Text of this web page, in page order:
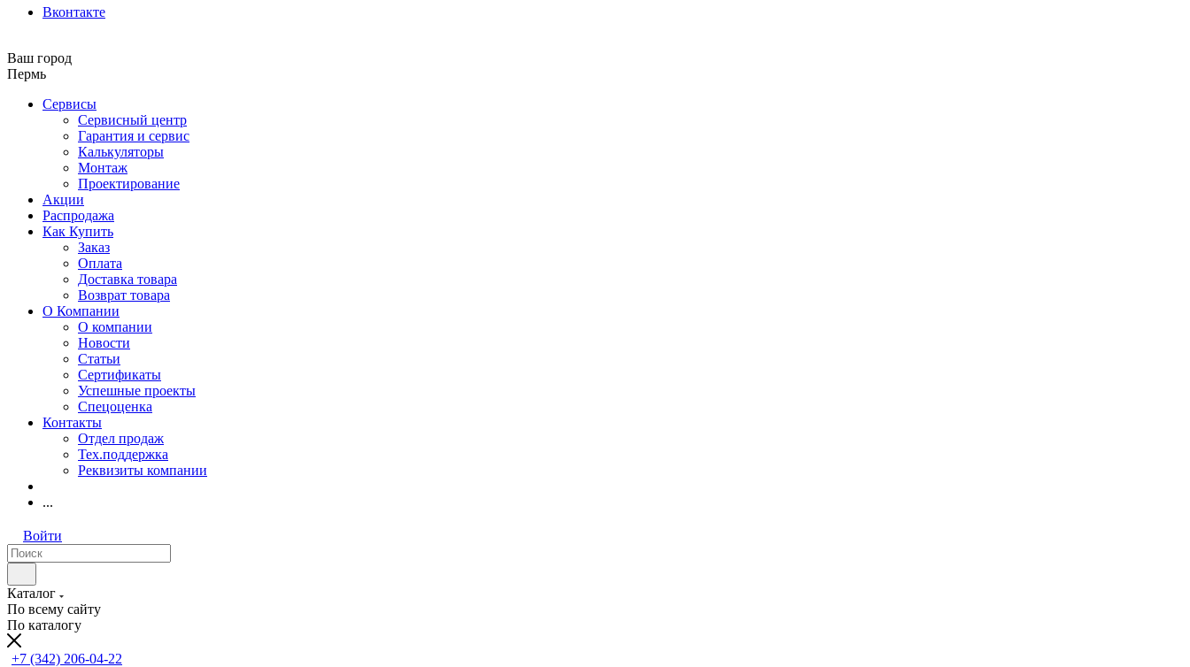
Вконтакте
Ваш город
Пермь
Сервисы
Сервисный центр
Гарантия и сервис
Калькуляторы
Монтаж
Проектирование
Акции
Распродажа
Как Купить
Заказ
Оплата
Доставка товара
Возврат товара
О Компании
О компании
Новости
Статьи
Сертификаты
Успешные проекты
Спецоценка
Контакты
Отдел продаж
Тех.поддержка
Реквизиты компании
...
Войти
Каталог
По всему сайту
По каталогу
+7 (342) 206-04-22